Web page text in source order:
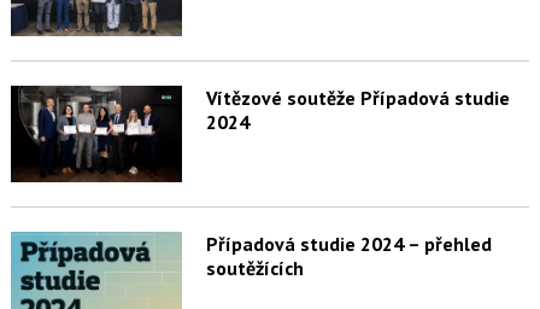
Vítězové soutěže Případová studie
2024
Případová studie 2024 – přehled
soutěžících